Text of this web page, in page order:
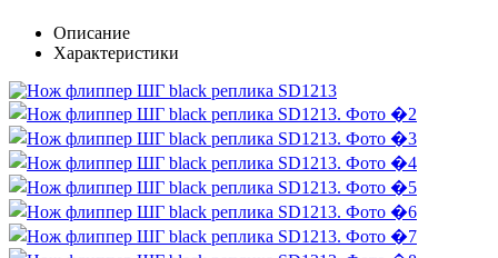
Описание
Характеристики